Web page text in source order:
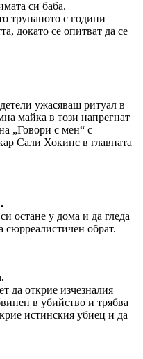
си баба.
трупаното с години
докато се опитват да се
ужасяващ ритуал в
майка в този напрегнат
„Говори с мен“ с
Сали Хокинс в главната
остане у дома и да гледа
сюрреалистичен обрат.
да открие изчезналия
в убийство и трябва
истинския убиец и да